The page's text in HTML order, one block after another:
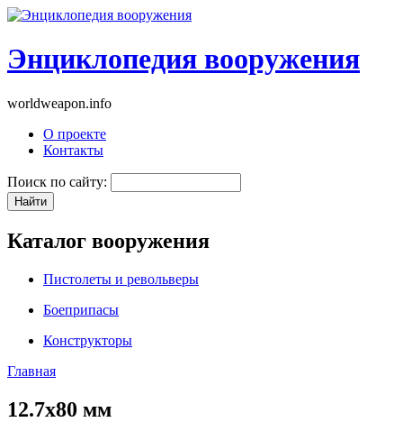
Энциклопедия вооружения
worldweapon.info
О проекте
Контакты
Поиск по сайту:
Каталог вооружения
Пистолеты и револьверы
Боеприпасы
Конструкторы
Главная
12.7x80 мм